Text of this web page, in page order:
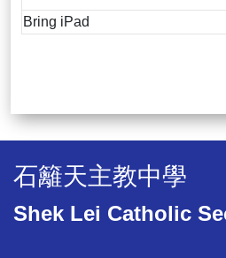
Bring iPad
石籬天主教中學
Shek Lei Catholic